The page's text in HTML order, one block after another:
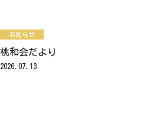
お知らせ
桃和会だより
2026.07.13